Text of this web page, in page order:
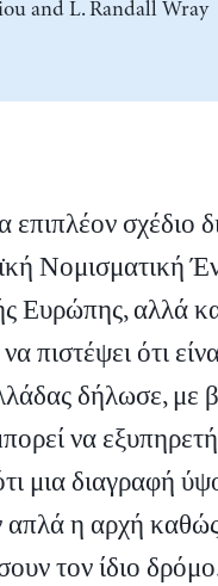
and L. Randall Wray
επιπλέον σχέδιο
Νομισματική
Ευρώπης, αλλά
πιστέψει ότι
δήλωσε, με
να
μια διαγραφή
η αρχή
τον ίδιο